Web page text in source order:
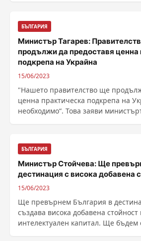
БЪЛГАРИЯ
Министър Тагарев:
продължи да предоставя ценна
подкрепа на Украйна
15/06/2023
"Нашето правителство ще
ценна практическа подкрепа на
необходимо“. Това заяви
БЪЛГАРИЯ
Министър Стойчева: Ще
дестинация с висока добавена
15/06/2023
Ще превърнем България в
създава висока добавена
интелектуален капитал. Ще бъдем